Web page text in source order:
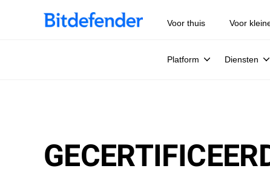
Voor thuis Voor
Platform Diensten